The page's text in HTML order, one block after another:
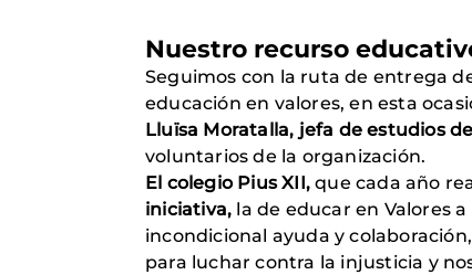
Nuestro recurso
Seguimos con la ruta de entrega
educación en valores, en esta
Lluïsa Moratalla, jefa de estudios
voluntarios de la organización.
El colegio Pius XII, que cada año
iniciativa, la de educar en Valores
incondicional ayuda y
para luchar contra la injusticia y